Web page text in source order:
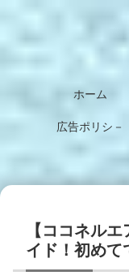
ホーム
広告ポリシ－
【ココネル
イド！初めて